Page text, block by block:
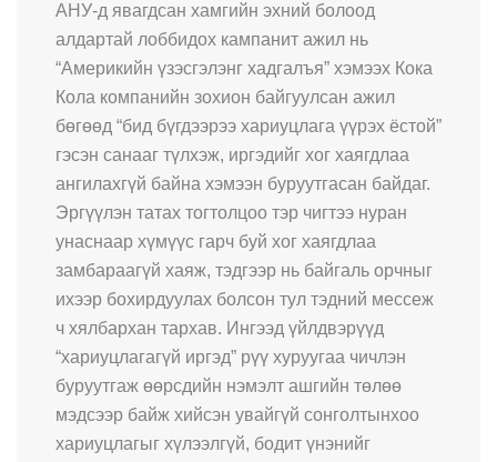
АНУ-д явагдсан хамгийн эхний болоод
алдартай лоббидох кампанит ажил нь
“Америкийн үзэсгэлэнг хадгалъя” хэмээх Кока
Кола компанийн зохион байгуулсан ажил
бөгөөд “бид бүгдээрээ хариуцлага үүрэх ёстой”
гэсэн санааг түлхэж, иргэдийг хог хаягдлаа
ангилахгүй байна хэмээн буруутгасан байдаг.
Эргүүлэн татах тогтолцоо тэр чигтээ нуран
унаснаар хүмүүс гарч буй хог хаягдлаа
замбараагүй хаяж, тэдгээр нь байгаль орчныг
ихээр бохирдуулах болсон тул тэдний мессеж
ч хялбархан тархав. Ингээд үйлдвэрүүд
“хариуцлагагүй иргэд” рүү хуруугаа чичлэн
буруутгаж өөрсдийн нэмэлт ашгийн төлөө
мэдсээр байж хийсэн увайгүй сонголтынхоо
хариуцлагыг хүлээлгүй, бодит үнэнийг